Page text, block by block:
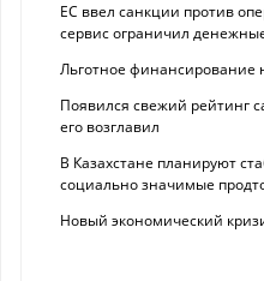
ЕС ввел санкции против
сервис ограничил
Льготное финансирование
Появился свежий рейтинг
его возглавил
В Казахстане планируют
социально значимые
Новый экономический